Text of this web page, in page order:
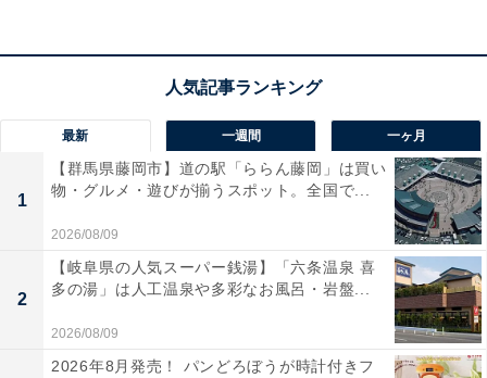
アクセス
所在地：岩手県花巻市下シ沢字中野53番地1
交通手段：JR花巻駅東口より無料シャトルバスで約45分
／JR新花巻駅西口より無料シャトルバスで約50分（※バ
スは要予約）／東北自動車道花巻南ICより車で約20分
料金
大人1名（参考価格）：2万2000円
※プラン・部屋により価格は変動します
最新 一週間 一ヶ月
1
【群馬県藤岡市】道の駅「ららん藤岡」は買い
物・グルメ・遊びが揃うスポット。全国で...
2026/08/09
2
【岐阜県の人気スーパー銭湯】「六条温泉 喜
多の湯」は人工温泉や多彩なお風呂・岩盤...
2026/08/09
2026年8月発売！ パンどろぼうが時計付きフ